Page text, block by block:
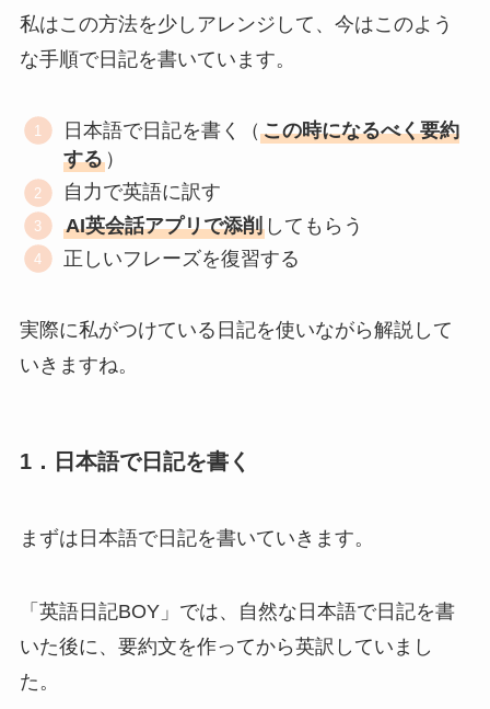
私はこの方法を少しアレンジして、今はこのよう
な手順で日記を書いています。
日本語で日記を書く（この時になるべく要約
する ）
自力で英語に訳す
AI英会話アプリで添削 してもらう
正しいフレーズを復習する
実際に私がつけている日記を使いながら解説して
いきますね。
1．日本語で日記を書く
まずは日本語で日記を書いていきます。
「英語日記BOY」では、自然な日本語で日記を書
いた後に、要約文を作ってから英訳していまし
た。